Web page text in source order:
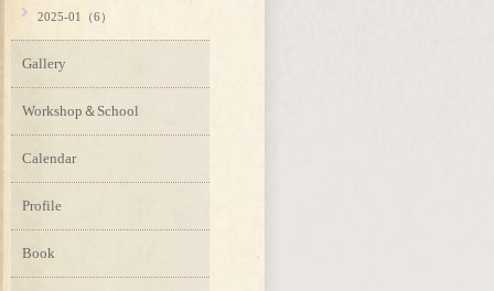
2025-01（6）
Gallery
Workshop＆School
Calendar
Profile
Book